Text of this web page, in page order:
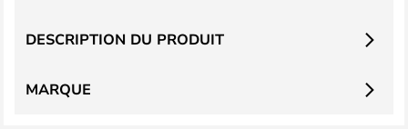
DESCRIPTION DU PRODUIT
MARQUE